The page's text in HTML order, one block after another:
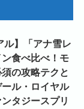
ル】「アナ雪レ
食べ比べ！モ
の攻略テクと
ル・ロイヤル
タジースプリ